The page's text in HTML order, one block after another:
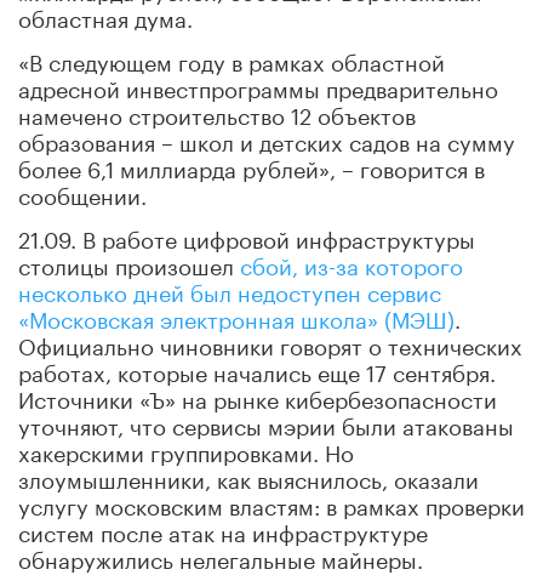
областная дума.
«В следующем году в рамках областной
адресной инвестпрограммы предварительно
намечено строительство 12 объектов
образования – школ и детских садов на сумму
более 6,1 миллиарда рублей», – говорится в
сообщении.
21.09. В работе цифровой инфраструктуры
столицы произошел сбой, из-за которого
несколько дней был недоступен сервис
«Московская электронная школа» (МЭШ)
Официально чиновники говорят о технических
работах, которые начались еще 17 сентября.
Источники «Ъ» на рынке кибербезопасности
уточняют, что сервисы мэрии были атакованы
хакерскими группировками. Но
злоумышленники, как выяснилось, оказали
услугу московским властям: в рамках проверки
систем после атак на инфраструктуре
обнаружились нелегальные майнеры.